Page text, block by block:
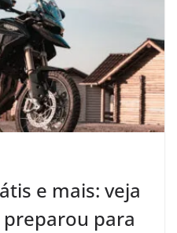
e mais: veja
para